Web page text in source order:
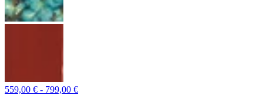
559,00 € - 799,00 €